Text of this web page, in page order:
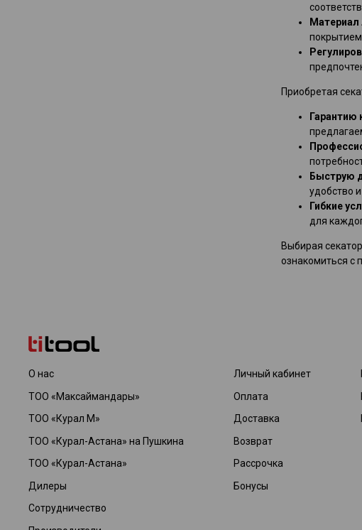
Материал
покрытием
Приобретая
Гарантию
Быструю
удобство
Гибкие
для
Выбирая
ознакомиться с
О нас
ТОО «Максаймандары»
ТОО «Курал М»
ТОО «Курал-Астана» на Пушкина
ТОО «Курал-Астана»
Дилеры
Сотрудничество
Личный кабинет
Оплата
Доставка
Возврат
Рассрочка
Бонусы